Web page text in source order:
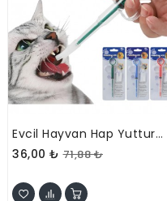
Evcil Hayvan Hap Yutturma Aparatı
36,00 ₺ 71,88 ₺